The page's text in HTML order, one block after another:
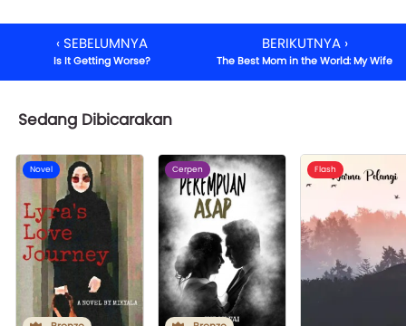
‹ SEBELUMNYA
Is It Getting Worse?
BERIKUTNYA ›
The Best Mom in the World: My Wife
Sedang Dibicarakan
Novel Cerpen Flash